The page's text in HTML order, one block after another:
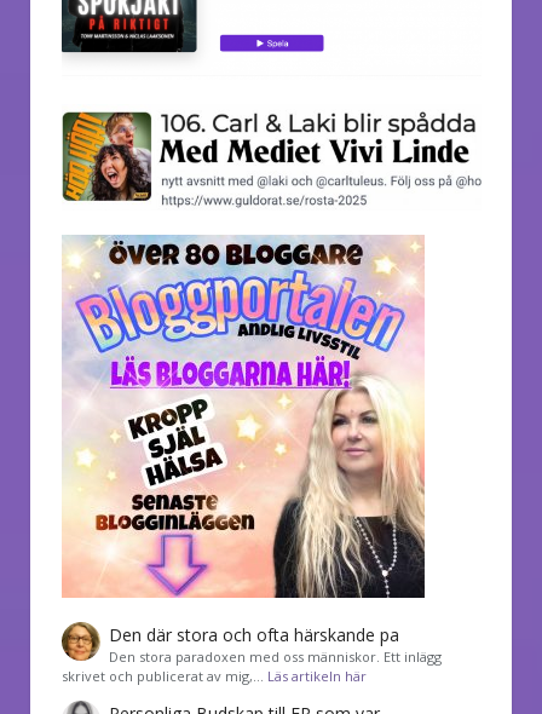
Den där stora och ofta härskande pa
Den stora paradoxen med oss människor. Ett inlägg
skrivet och publicerat av mig,… Läs artikeln här